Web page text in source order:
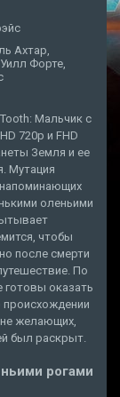
Ахтар,
Форте,
Мальчик с
720p и FHD
Земля и ее
Мутация
оленьими
чтобы
после смерти
По
готовы оказать
происхождении
желающих,
был раскрыт.
рогами